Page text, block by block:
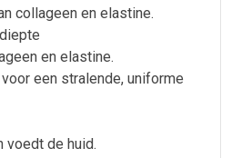
collageen en elastine.
en elastine.
een stralende, uniforme
voedt de huid.